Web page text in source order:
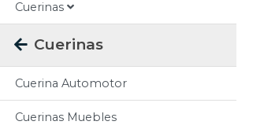
Cuerinas
Cuerinas
Cuerina Automotor
Cuerinas Muebles